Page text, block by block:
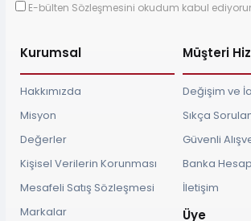
E-bülten Sözleşmesini okudum kabul
Kurumsal
Hakkımızda
Misyon
Değerler
Kişisel Verilerin Korunması
Mesafeli Satış Sözleşmesi
Markalar
Müşteri
Değişim ve
Sıkça
Güvenli
Banka
İletişim
Üye